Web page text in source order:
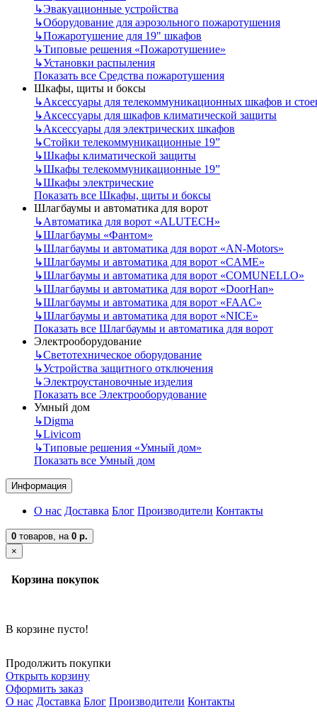
↳Эвакуационные устройства
↳Оборудование для аэрозольного пожаротушения
↳Пожаротушение для 19" шкафов
↳Типовые решения «Пожаротушение»
↳Установки распыления
Показать все Средства пожаротушения
Шкафы, щиты и боксы
↳Аксессуары для телекоммуникационных шкафов и
↳Аксессуары для шкафов климатической защиты
↳Аксессуары для электрических шкафов
↳Стойки телекоммуникационные 19”
↳Шкафы климатической защиты
↳Шкафы телекоммуникационные 19”
↳Шкафы электрические
Показать все Шкафы, щиты и боксы
Шлагбаумы и автоматика для ворот
↳Автоматика для ворот «ALUTECH»
↳Шлагбаумы «Фантом»
↳Шлагбаумы и автоматика для ворот «AN-Motors»
↳Шлагбаумы и автоматика для ворот «CAME»
↳Шлагбаумы и автоматика для ворот «COMUNELLO»
↳Шлагбаумы и автоматика для ворот «DoorHan»
↳Шлагбаумы и автоматика для ворот «FAAC»
↳Шлагбаумы и автоматика для ворот «NICE»
Показать все Шлагбаумы и автоматика для ворот
Электрооборудование
↳Светотехническое оборудование
↳Устройства защитного отключения
↳Электроустановочные изделия
Показать все Электрооборудование
Умный дом
↳Digma
↳Livicom
↳Типовые решения «Умный дом»
Показать все Умный дом
Информация
О нас Доставка Блог Производители Контакты
0 товаров, на 0 р.
×
Корзина покупок
В корзине пусто!
Продолжить покупки
Открыть корзину
Оформить заказ
О нас Доставка Блог Производители Контакты